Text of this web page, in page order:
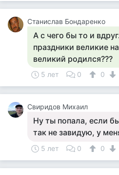
Станислав Бондаренко
А с чего бы то и
праздники великие
великий родился???
5 лет 0 0
Свиридов Михаил
Ну ты попала, если
так не завидую, у
5 лет 0 0